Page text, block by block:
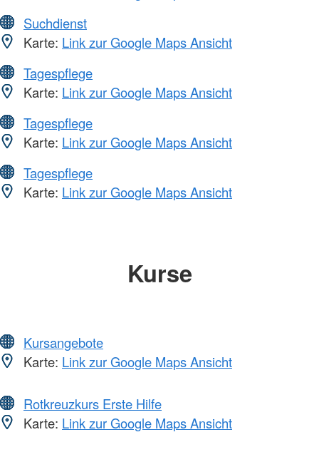
Suchdienst
Karte: Link zur Google Maps Ansicht
Tagespflege
Karte: Link zur Google Maps Ansicht
Tagespflege
Karte: Link zur Google Maps Ansicht
Tagespflege
Karte: Link zur Google Maps Ansicht
Kurse
Kursangebote
Karte: Link zur Google Maps Ansicht
Rotkreuzkurs Erste Hilfe
Karte: Link zur Google Maps Ansicht